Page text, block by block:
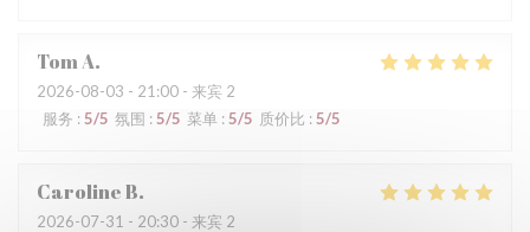
TomA
2026-08-03 - 21:00 - 来宾 2
服务 : 5/5 氛围 : 5/5 菜单 :5/5 质价比 : 5/5
CarolineB
2026-07-31 - 20:30 - 来宾 2